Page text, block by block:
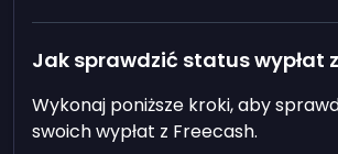
Jak sprawdzić status wypłat
Wykonaj poniższe kroki, aby
swoich wypłat z Freecash.